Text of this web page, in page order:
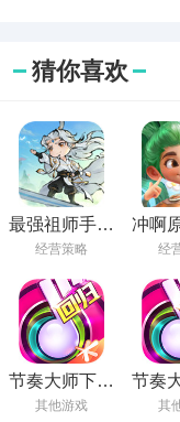
猜你喜欢
最强祖师手游
下载
经营策略
冲啊
游
经
节奏大师下载
安卓最新版
其他游戏
节奏
安
其